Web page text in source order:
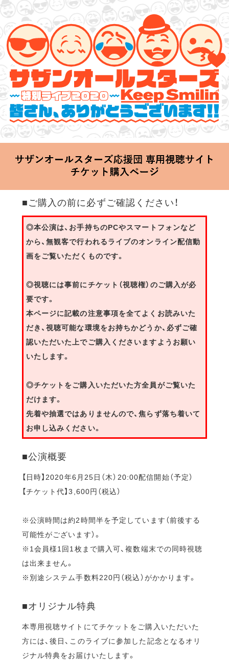
サザンオールスターズ 特別ライブ 2020
「Keep Smilin’～皆さん、ありがとうございます!!～」
2020.06.25 Thu 20:00 Start at 横浜アリーナ
■ご購入の前に必ずご確認ください！
◎本公演は、お手持ちのPCやスマートフォンなど
から、無観客で行われるライブのオンライン配信動
画をご覧いただくものです。
◎視聴には事前にチケット（視聴権）のご購入が必
要です。
本ページに記載の注意事項を全てよくお読みいた
だき、視聴可能な環境をお持ちかどうか、必ずご確
認いただいた上でご購入くださいますようお願い
いたします。
◎チケットをご購入いただいた方全員がご覧いた
だけます。
先着や抽選ではありませんので、焦らず落ち着いて
お申し込みください。
■公演概要
【日時】2020年6月25日（木）20:00配信開始（予定）
【チケット代】3,600円（税込）
※公演時間は約2時間半を予定しています（前後する
可能性がございます）。
※1会員様1回1枚まで購入可、複数端末での同時視聴
は出来ません。
※別途システム手数料220円（税込）がかかります。
■オリジナル特典
本専用視聴サイトにてチケットをご購入いただいた
方には、後日、このライブに参加した記念となるオリ
ジナル特典をお届けいたします。